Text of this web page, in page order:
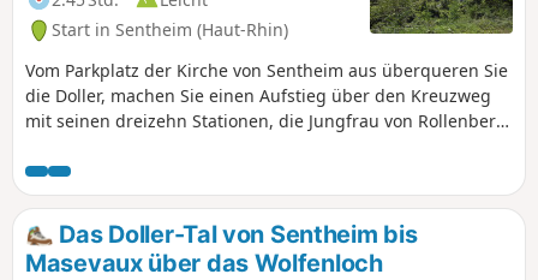
Start in Sentheim (Haut-Rhin)
Vom Parkplatz der Kirche von Sentheim aus überqueren Sie
die Doller, machen Sie einen Aufstieg über den Kreuzweg
mit seinen dreizehn Stationen, die Jungfrau von Rollenberg,
Hügel oberhalb des Dorfes. Zurück geht es über
Knapphutte und die Bergmannskapelle, dann nehmen Sie
einen Abschnitt des geologischen Lehrpfades.
Das Doller-Tal von Sentheim bis
Masevaux über das Wolfenloch